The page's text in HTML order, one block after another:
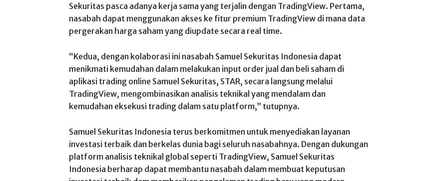
Sekuritas pasca adanya kerja sama yang terjalin dengan TradingView. Pertama,
nasabah dapat menggunakan akses ke fitur premium TradingView di mana data
pergerakan harga saham yang diupdate secara real time.
“Kedua, dengan kolaborasi ini nasabah Samuel Sekuritas Indonesia dapat
menikmati kemudahan dalam melakukan input order jual dan beli saham di
aplikasi trading online Samuel Sekuritas, STAR, secara langsung melalui
TradingView, mengombinasikan analisis teknikal yang mendalam dan
kemudahan eksekusi trading dalam satu platform,” tutupnya.
Samuel Sekuritas Indonesia terus berkomitmen untuk menyediakan layanan
investasi terbaik dan berkelas dunia bagi seluruh nasabahnya. Dengan dukungan
platform analisis teknikal global seperti TradingView, Samuel Sekuritas
Indonesia berharap dapat membantu nasabah dalam membuat keputusan